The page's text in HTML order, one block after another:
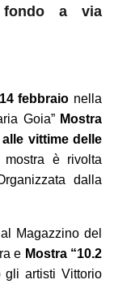
fondo a via
febbraio nella
Goia” Mostra
vittime delle
mostra è rivolta
dalla
Magazzino del
e Mostra “10.2
gli artisti Vittorio